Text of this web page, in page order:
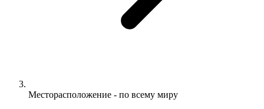
Месторасположение - по всему миру